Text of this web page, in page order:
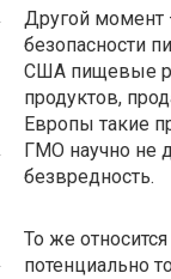
Другой момент
безопасности
США пищевые
продуктов,
Европы такие
ГМО научно не
безвредность.
То же
потенциально